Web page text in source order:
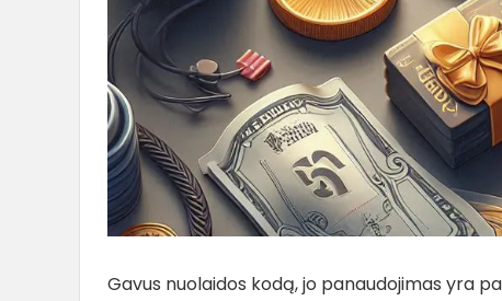
Gavus nuolaidos kodą, jo panaudojimas yra